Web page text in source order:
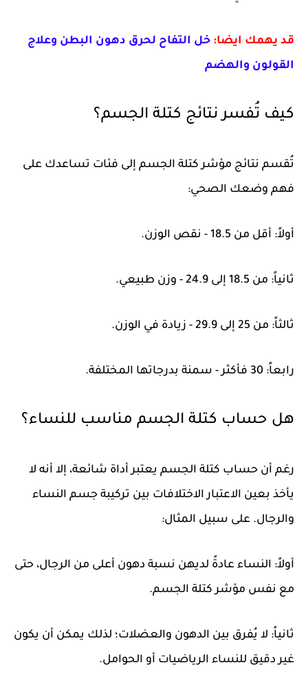
قد يهمك ايضا: خل التفاح لحرق دهون البطن وعلاج
القولون والهضم
كيف تُفسر نتائج كتلة الجسم؟
تُقسم نتائج مؤشر كتلة الجسم إلى فئات تساعدك على
فهم وضعك الصحي:
أولاً: أقل من 18.5 - نقص الوزن.
ثانياً: من 18.5 إلى 24.9 - وزن طبيعي.
ثالثاً: من 25 إلى 29.9 - زيادة في الوزن.
رابعاً: 30 فأكثر - سمنة بدرجاتها المختلفة.
هل حساب كتلة الجسم مناسب للنساء؟
رغم أن حساب كتلة الجسم يعتبر أداة شائعة، إلا أنه لا
يأخذ بعين الاعتبار الاختلافات بين تركيبة جسم النساء
والرجال. على سبيل المثال:
أولاً: النساء عادةً لديهن نسبة دهون أعلى من الرجال، حتى
مع نفس مؤشر كتلة الجسم.
ثانياً: لا يُفرق بين الدهون والعضلات؛ لذلك يمكن أن يكون
غير دقيق للنساء الرياضيات أو الحوامل.